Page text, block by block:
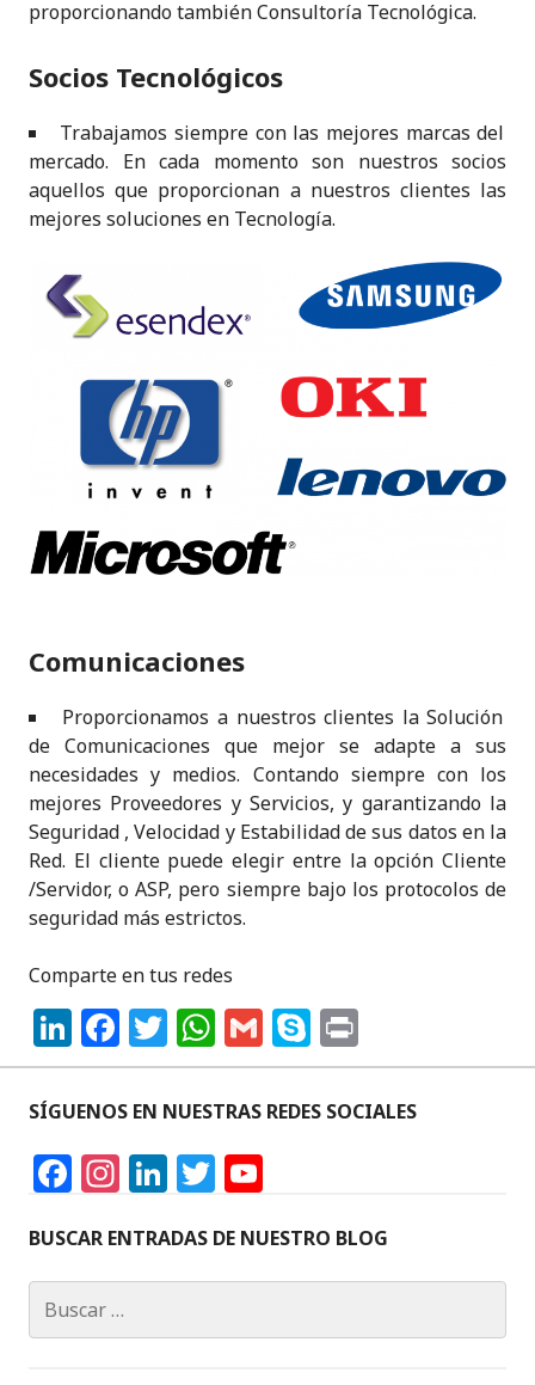
proporcionando también Consultoría Tecnológica.
Socios Tecnológicos
Trabajamos siempre con las mejores marcas del
mercado. En cada momento son nuestros socios
aquellos que proporcionan a nuestros clientes las
mejores soluciones en Tecnología.
Comunicaciones
Proporcionamos a nuestros clientes la Solución
de Comunicaciones que mejor se adapte a sus
necesidades y medios. Contando siempre con los
mejores Proveedores y Servicios, y garantizando la
Seguridad , Velocidad y Estabilidad de sus datos en la
Red. El cliente puede elegir entre la opción Cliente
/Servidor, o ASP, pero siempre bajo los protocolos de
seguridad más estrictos.
Comparte en tus redes
Li
n
k
e
dI
n
F
a
c
e
b
o
o
k
T
w
it
te
r
W
h
a
ts
A
p
p
G
m
ai
S
k
y
ri
n
SÍGUENOS EN NUESTRAS REDES SOCIALES
F
c
e
b
In
a
g
ra
Li
k
e
dI
T
it
te
r
u
T
u
BUSCAR ENTRADAS DE NUESTRO BLOG